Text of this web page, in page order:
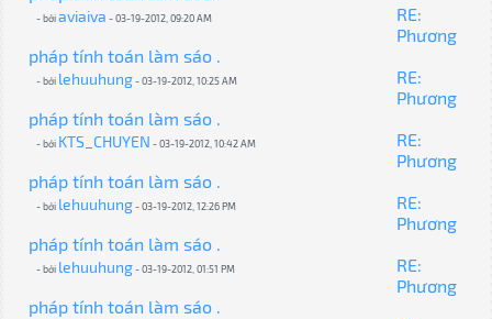
- bởiaviaiva - 03-19-2012, 09:20 AM
RE:
Phương
pháp tính toán làm sáo .
- bởi lehuuhung- 03-19-2012, 10:25 AM
RE:
Phương
pháp tính toán làm sáo .
- bởi KTS_CHUYEN - 03-19-2012, 10:42 AM
RE:
Phương
pháp tính toán làm sáo .
- bởi lehuuhung- 03-19-2012, 12:26 PM
RE:
Phương
pháp tính toán làm sáo .
- bởi lehuuhung- 03-19-2012, 01:51 PM
RE:
Phương
pháp tính toán làm sáo .